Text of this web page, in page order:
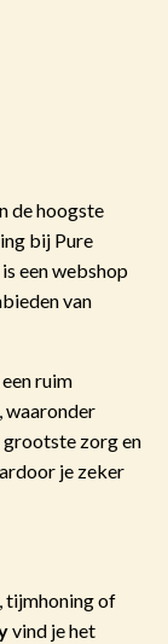
de hoogste
bij Pure
een webshop
van
ruim
waaronder
grootste zorg en
je zeker
tijmhoning of
vind je het